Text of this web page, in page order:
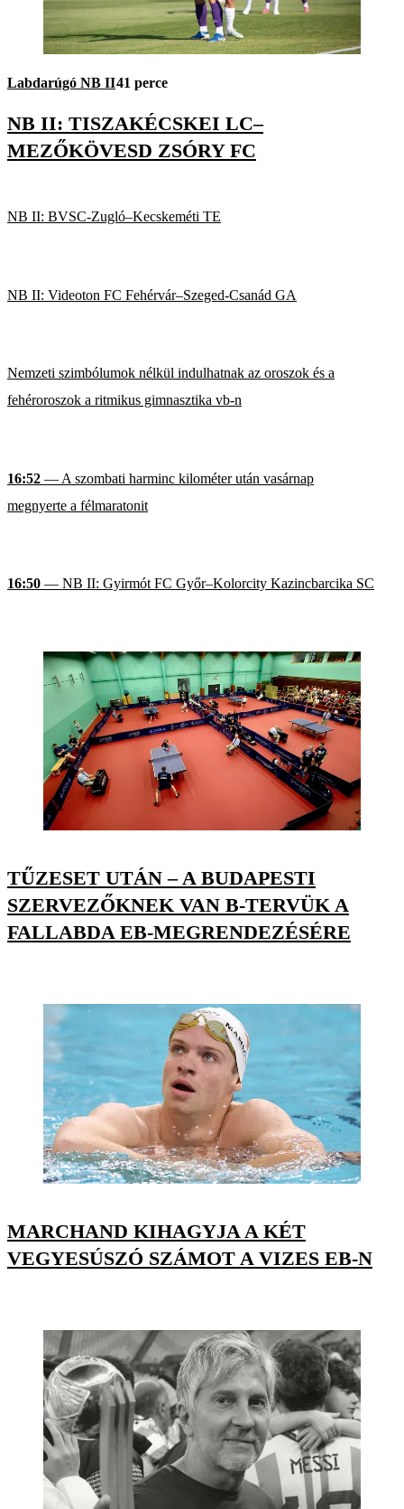
Labdarúgó NB II41 perce
NB II: TISZAKÉCSKEI LC–
MEZŐKÖVESD ZSÓRY FC
NB II: BVSC-Zugló–Kecskeméti TE
NB II: Videoton FC Fehérvár–Szeged-Csanád GA
Nemzeti szimbólumok nélkül indulhatnak az oroszok és a
fehéroroszok a ritmikus gimnasztika vb-n
16:52 — A szombati harminc kilométer után vasárnap
megnyerte a félmaratonit
16:50 — NB II: Gyirmót FC Győr–Kolorcity Kazincbarcika SC
TŰZESET UTÁN – A BUDAPESTI
SZERVEZŐKNEK VAN B-TERVÜK A
FALLABDA EB-MEGRENDEZÉSÉRE
MARCHAND KIHAGYJA A KÉT
VEGYESÚSZÓ SZÁMOT A VIZES EB-N